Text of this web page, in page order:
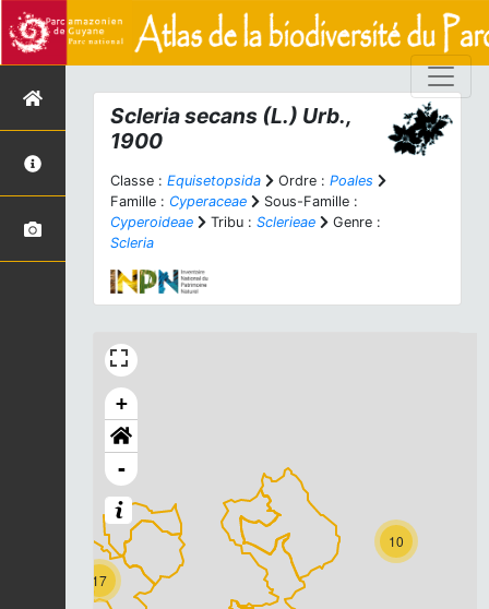
Scleria secans (L.) Urb.,
1900
Classe : Equisetopsida Ordre : Poales
Famille : Cyperaceae
Sous-Famille :
Cyperoideae
Tribu : Sclerieae
Genre :
Scleria
17
10
+
-